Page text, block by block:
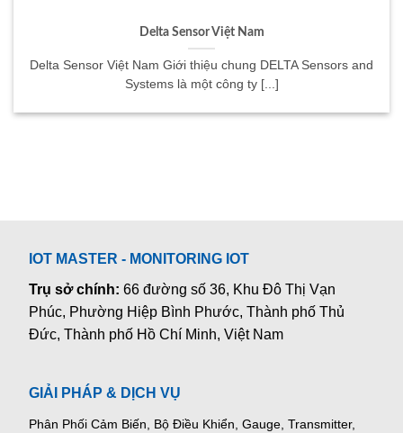
Delta Sensor Việt Nam
Delta Sensor Việt Nam Giới thiệu chung DELTA Sensors and
Systems là một công ty [...]
IOT MASTER - MONITORING IOT
Trụ sở chính:66 đường số 36, Khu Đô Thị Vạn
Phúc, Phường Hiệp Bình Phước, Thành phố Thủ
Đức, Thành phố Hồ Chí Minh, Việt Nam
GIẢI PHÁP & DỊCH VỤ
Phân Phối Cảm Biến, Bộ Điều Khiển, Gauge, Transmitter,